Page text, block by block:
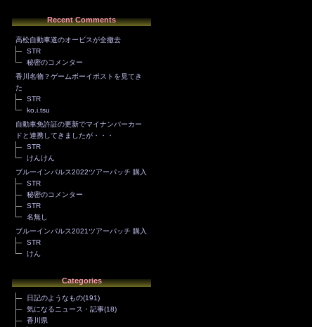
Recent Comments
高松自動車道のオービスが全撤去
STR
秘密のコメンター
香川名物？ゲームボーイポストを見てき
た
STR
ko.i.tsu
自動車免許証の更新でマイナンバーカー
ドと連携してきましたが・・・
STR
けんけん
ブルーインパルス2022ツアーパッチ 購入
STR
秘密のコメンター
STR
名無し
ブルーインパルス2021ツアーパッチ 購入
STR
けん
Categories
日記のようなもの(191)
気になるニュース・記事(18)
香川県